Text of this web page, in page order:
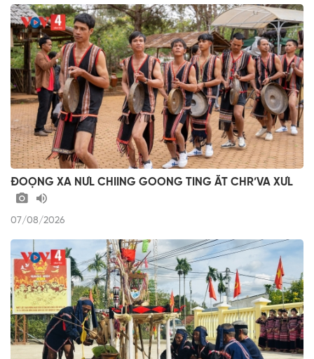
ĐOỌNG XA NƯL CHIING GOONG TING ĂT CHR’VA XƯL
07/08/2026